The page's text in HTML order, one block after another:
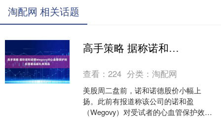
淘配网 相关话题
高手策略 据称诺和诺德Wegovy对心血管保护效应显著远超礼来竞品
查看：224 分类：淘配网
美股周二盘前，诺和诺德股价小幅上
扬。此前有报道称该公司的诺和盈
（Wegovy）对受试者的心血管保护效应